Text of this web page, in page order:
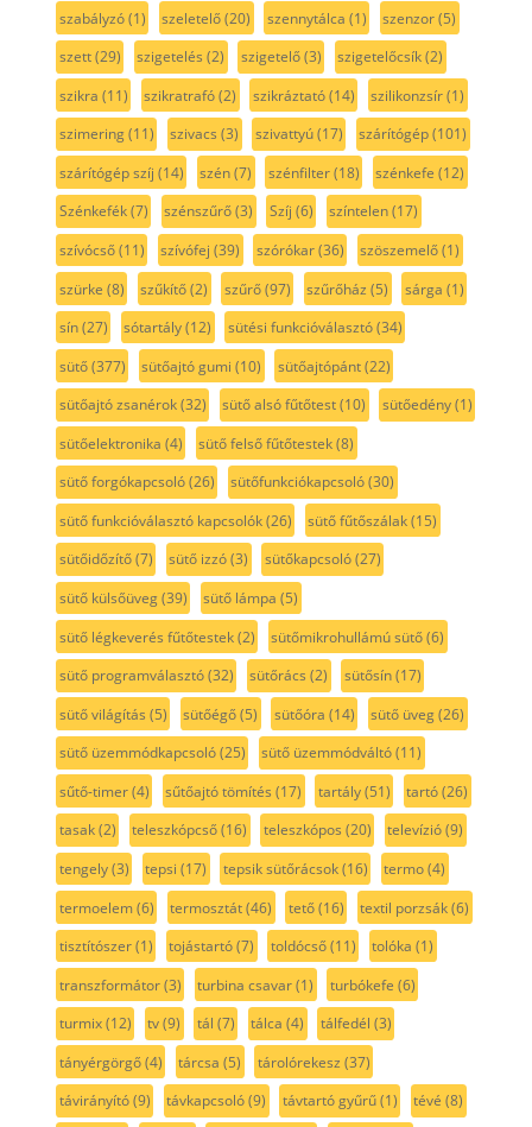
szabályzó(1) szeletelő(20) szennytálca (1) szenzor(5)
szett(29) szigetelés (2) szigetelő(3) szigetelőcsík(2)
szikra (11) szikratrafó(2) szikráztató(14) szilikonzsír(1)
szimering(11) szivacs (3) szivattyú(17) szárítógép(101)
szárítógép szíj (14) szén(7) szénfilter(18) szénkefe (12)
Szénkefék(7) szénszűrő(3) Szíj (6) színtelen(17)
szívócső(11) szívófej (39) szórókar(36) szöszemelő(1)
szürke (8) szűkítő(2) szűrő(97) szűrőház (5) sárga (1)
sín(27) sótartály(12) sütési funkcióválasztó(34)
sütő(377) sütőajtó gumi (10) sütőajtópánt(22)
sütőajtó zsanérok(32) sütő alsó fűtőtest(10) sütőedény(1)
sütőelektronika (4) sütő felső fűtőtestek(8)
sütő forgókapcsoló(26) sütőfunkciókapcsoló(30)
sütő funkcióválasztó kapcsolók(26) sütő fűtőszálak(15)
sütőidőzítő(7) sütő izzó(3) sütőkapcsoló(27)
sütő külsőüveg(39) sütő lámpa (5)
sütő légkeverés fűtőtestek(2) sütőmikrohullámú sütő(6)
sütő programválasztó(32) sütőrács (2) sütősín(17)
sütő világítás (5) sütőégő(5) sütőóra (14) sütő üveg(26)
sütő üzemmódkapcsoló(25) sütő üzemmódváltó(11)
sűtő-timer(4) sűtőajtó tömítés (17) tartály(51) tartó(26)
tasak(2) teleszkópcső(16) teleszkópos (20) televízió(9)
tengely(3) tepsi (17) tepsik sütőrácsok(16) termo(4)
termoelem(6) termosztát(46) tető(16) textil porzsák(6)
tisztítószer(1) tojástartó(7) toldócső(11) tolóka (1)
transzformátor(3) turbina csavar(1) turbókefe (6)
turmix(12) tv(9) tál (7) tálca (4) tálfedél (3)
tányérgörgő(4) tárcsa (5) tárolórekesz (37)
távirányító(9) távkapcsoló(9) távtartó gyűrű(1) tévé (8)